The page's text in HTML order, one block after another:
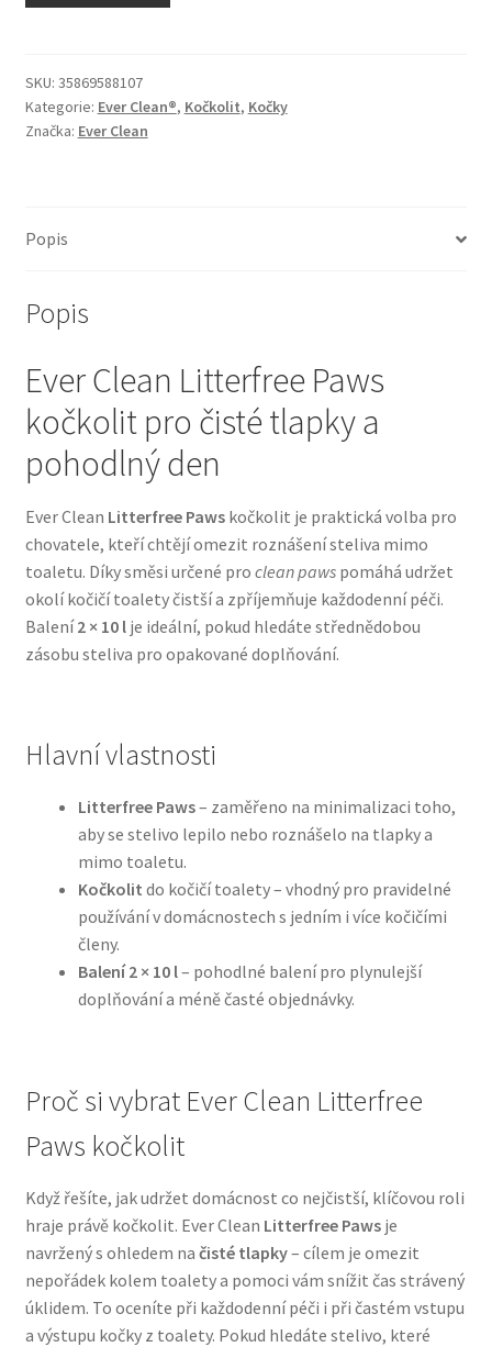
Odpočívadla pro kočky
Pamlsky pro kočky
Škrabadla pro kočky
Veterinární dieta pro kočky
Vše pro psy — Krmivo, doplňky, vybavení
Boudy a výběhy
Bozita pro psy — Švédské krmivo s nordickou kvalitou
Brit pro psy
Granule pro psy
přírodními složkami
Happy Dog — Německá kvalita a přirozené složení
Hill’s pro psy
Hračky pro psy
Konzervy a kapsičky pro psy
Oblečky pro psy
Pamlsky pro psy
Pelíšky pro psy
Ortopedické pelíšky
Přepravky pro psy
SKU: 35869588107
Kategorie: Ever Clean®, Kočkolit, Kočky
Značka: Ever Clean
Popis
Popis
Ever Clean Litterfree Paws
kočkolit pro čisté tlapky a
pohodlný den
Ever Clean Litterfree Pawskočkolit je praktická volba pro
chovatele, kteří chtějí omezit roznášení steliva mimo
toaletu. Díky směsi určené pro clean pawspomáhá udržet
okolí kočičí toalety čistší a zpříjemňuje každodenní péči.
Balení2 × 10 lje ideální, pokud hledáte střednědobou
zásobu steliva pro opakované doplňování.
Hlavní vlastnosti
Litterfree Paws– zaměřeno na minimalizaci toho,
aby se stelivo lepilo nebo roznášelo na tlapky a
mimo toaletu.
Kočkolit do kočičí toalety – vhodný pro pravidelné
používání v domácnostech s jedním i více kočičími
členy.
Balení 2 × 10 l– pohodlné balení pro plynulejší
doplňování a méně časté objednávky.
Proč si vybrat Ever Clean Litterfree
Paws kočkolit
Když řešíte, jak udržet domácnost co nejčistší, klíčovou roli
hraje právě kočkolit. Ever Clean Litterfree Pawsje
navržený s ohledem na čisté tlapky– cílem je omezit
nepořádek kolem toalety a pomoci vám snížit čas strávený
úklidem. To oceníte při každodenní péči i při častém vstupu
a výstupu kočky z toalety. Pokud hledáte stelivo, které